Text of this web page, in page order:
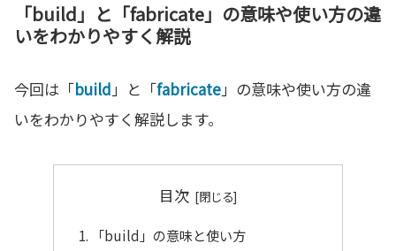
「build」と「fabricate」の意味や使い方の違
いをわかりやすく解説
今回は「build」と「fabricate」の意味や使い方の違
いをわかりやすく解説します。
目次
「build」の意味と使い方